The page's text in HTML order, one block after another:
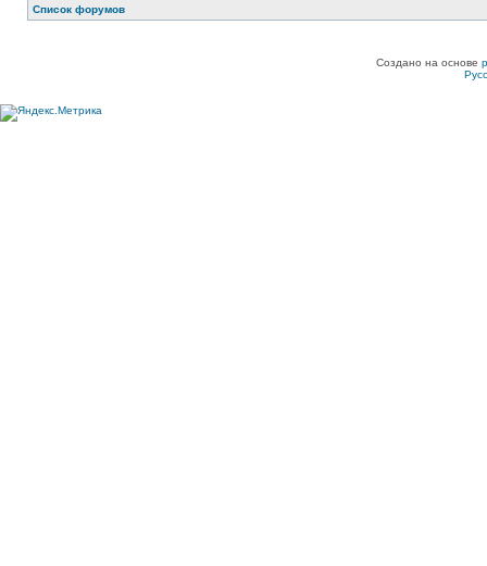
Список форумов
Создано на основе